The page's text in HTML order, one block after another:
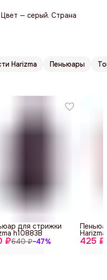
— серый. Страна
Harizma Пеньюары
₽640 ₽−47%
для стрижки
h10883B
425 ₽